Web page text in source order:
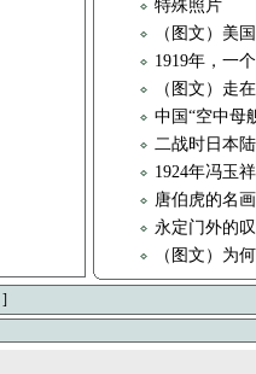
特殊照片
（图文）美
1919年，一
（图文）走
中国“空中母
二战时日本
1924年冯玉
唐伯虎的名画
永定门外的
（图文）为
]